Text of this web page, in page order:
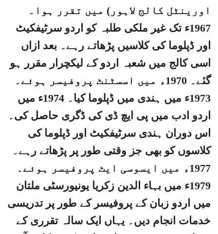
اورینٹل کالج لاہور) میں تقرر ہوا۔
1967ء تک غیر ملکی طلبہ کو اردو سرٹیفکیٹ
اور ڈپلوما کی کلاسیں پڑھاتے رہے۔ بعد ازاں
اسی کالج میں شعبہ اردو کے لیکچرار مقرر ہو
گئے۔ 1970ء میں اسسٹنٹ پروفیسر ہوئے۔
1973ء میں ہندی میں ڈپلوما کیا۔ 1974ء میں
اردو ادب میں پی ایچ ڈی کی ڈگری حاصل کی۔
اس دوران ہندی سرٹیفکیٹ اور ڈپلوما کی
کلاسوں کو بھی جز وقتی طور پر پڑھاتے رہے۔
1977ء میں ایسوسی ایٹ پروفیسر ہوئے۔
1979ء میں بہاء الدین زکریا یونیورسٹی ملتان
میں اردو زبان کے پروفیسر کے طور پر تدریسی
خدمات انجام دیں۔ یہاں ایک سالہ تقرری کے